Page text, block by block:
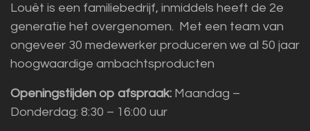
Louët is een familiebedrijf, inmiddels heeft de 2e
generatie het overgenomen. Met een team van
ongeveer 30 medewerker produceren we al 50 jaar
hoogwaardige ambachtsproducten
Openingstijden op afspraak: Maandag –
Donderdag: 8:30 – 16:00 uur